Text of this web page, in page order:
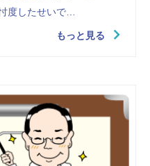
度したせいで…
もっと見る